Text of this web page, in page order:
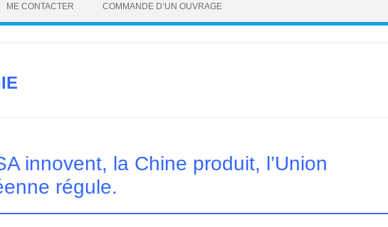
ME CONTACTER COMMANDE D’UN OUVRAGE
innovent, la Chine produit, l’Union
régule.